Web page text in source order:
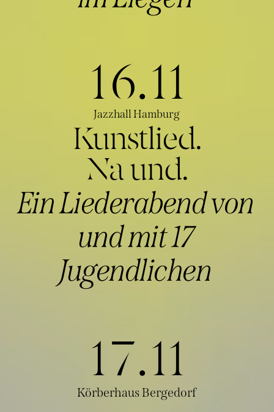
16.11
Jazzhall Hamburg
Kunstlied.
Na und.
Ein Liederabend von
und mit 17
Jugendlichen
17.11
Körberhaus Bergedorf